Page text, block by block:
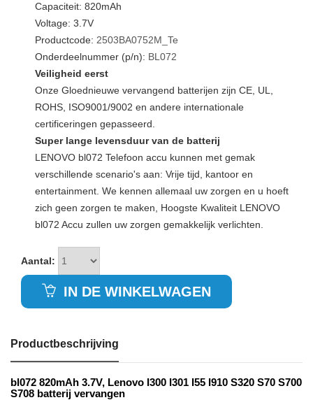
Capaciteit: 820mAh
Voltage: 3.7V
Productcode: 2503BA0752M_Te
Onderdeelnummer (p/n): BL072
Veiligheid eerst
Onze Gloednieuwe vervangend batterijen zijn CE, UL,
ROHS, ISO9001/9002 en andere internationale
certificeringen gepasseerd.
Super lange levensduur van de batterij
LENOVO bl072 Telefoon accu kunnen met gemak
verschillende scenario's aan: Vrije tijd, kantoor en
entertainment. We kennen allemaal uw zorgen en u hoeft
zich geen zorgen te maken, Hoogste Kwaliteit LENOVO
bl072 Accu zullen uw zorgen gemakkelijk verlichten.
Aantal:
IN DE WINKELWAGEN
Productbeschrijving
bl072 820mAh 3.7V, Lenovo I300 I301 I55 I910 S320 S70 S700
S708 batterij vervangen